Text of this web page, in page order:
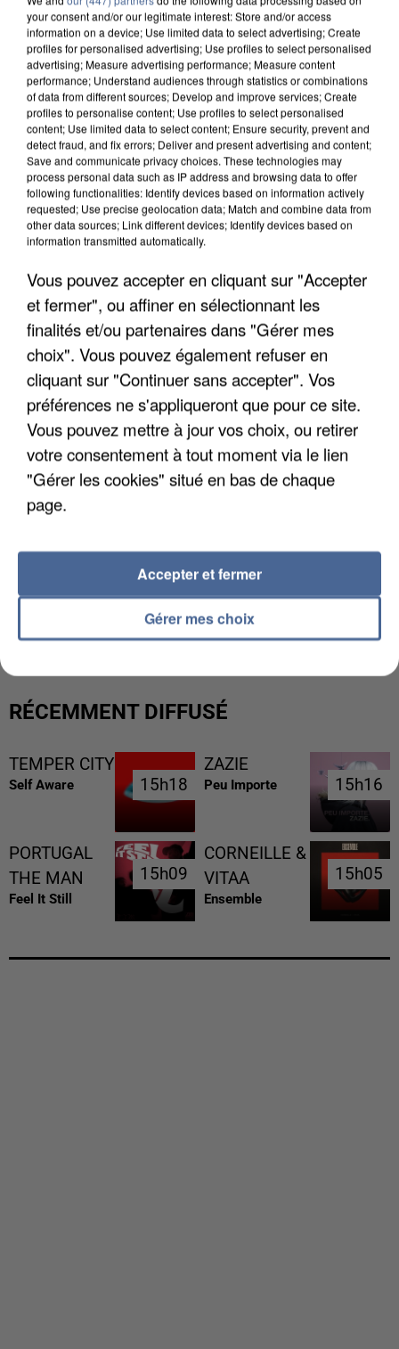
APRÈS TOUTES CES CANICULES, LES REFUGES
DE FAUNE SAUVAGE SONT...
L’UN DES FONDATEURS SUPPOSÉS DE LA DZ
MAFIA INTERPELLÉ EN ALGÉRIE
RÉCEMMENT DIFFUSÉ
TEMPER CITY
Self Aware 15h18
15h18
ZAZIE
Peu Importe 15h16
15h16
PORTUGAL
THE MAN
Feel It Still
15h09
15h09
CORNEILLE &
VITAA
Ensemble
15h05
15h05
your consent and/or our legitimate interest: Store and/or access
information on a device; Use limited data to select advertising; Create
profiles for personalised advertising; Use profiles to select personalised
advertising; Measure advertising performance; Measure content
performance; Understand audiences through statistics or combinations
of data from different sources; Develop and improve services; Create
profiles to personalise content; Use profiles to select personalised
content; Use limited data to select content; Ensure security, prevent and
detect fraud, and fix errors; Deliver and present advertising and content;
Save and communicate privacy choices. These technologies may
process personal data such as IP address and browsing data to offer
following functionalities: Identify devices based on information actively
requested; Use precise geolocation data; Match and combine data from
other data sources; Link different devices; Identify devices based on
information transmitted automatically.
Vous pouvez accepter en cliquant sur "Accepter
et fermer", ou affiner en sélectionnant les
finalités et/ou partenaires dans "Gérer mes
choix". Vous pouvez également refuser en
cliquant sur "Continuer sans accepter". Vos
préférences ne s'appliqueront que pour ce site.
Vous pouvez mettre à jour vos choix, ou retirer
votre consentement à tout moment via le lien
"Gérer les cookies" situé en bas de chaque
page.
Gérer mes choix
Accepter et fermer